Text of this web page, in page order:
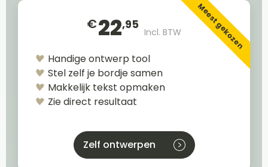
€22,95
Incl. BTW Meest gekozen
Handige ontwerp tool
Stel zelf je bordje samen
Makkelijk tekst opmaken
Zie direct resultaat
Zelf ontwerpen